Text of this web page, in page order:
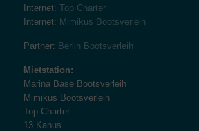
Internet: Top Charter
Internet: Mimikus Bootsverleih
Partner: Berlin Bootsverleih
Mietstation:
Marina Base Bootsverleih
Mimikus Bootsverleih
Top Charter
13 Kanus